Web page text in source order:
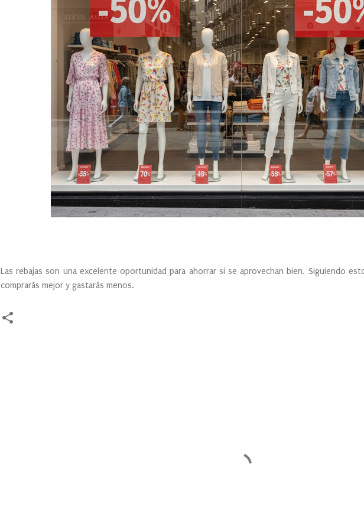
Las rebajas son una excelente oportunidad para ahorrar si se aprovechan bien. Siguiendo
comprarás mejor y gastarás menos.